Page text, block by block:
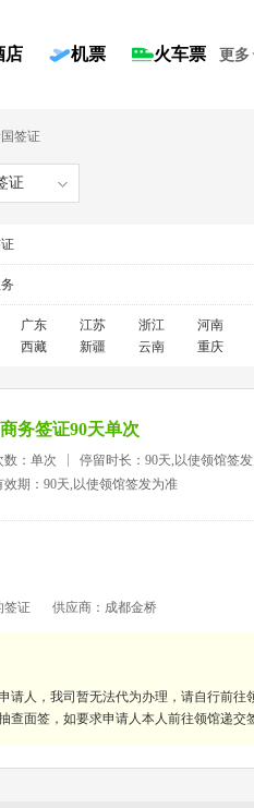
店 机票 火车票 更多
签证
证
广东 江苏 浙江
河南
西藏 新疆 云南 重庆
务签证90天单次
数：单次
停留时长：90天,以使领馆签
效期：90天,以使领馆签发为准
签证 供应商：成都金桥
请人，我司暂无法代为办理，请自行前往
查面签，如要求申请人本人前往领馆递